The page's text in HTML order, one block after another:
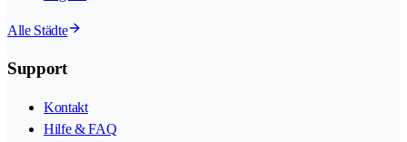
Alle Städte
Support
Kontakt
Hilfe & FAQ